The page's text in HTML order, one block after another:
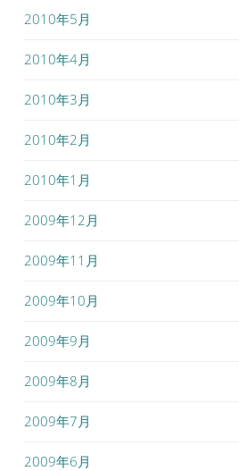
2010年5月
2010年4月
2010年3月
2010年2月
2010年1月
2009年12月
2009年11月
2009年10月
2009年9月
2009年8月
2009年7月
2009年6月